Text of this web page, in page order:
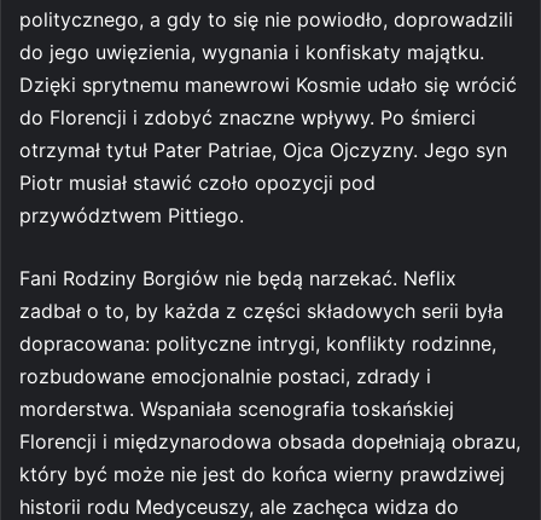
politycznego, a gdy to się nie powiodło, doprowadzili
do jego uwięzienia, wygnania i konfiskaty majątku.
Dzięki sprytnemu manewrowi Kosmie udało się wrócić
do Florencji i zdobyć znaczne wpływy. Po śmierci
otrzymał tytuł Pater Patriae, Ojca Ojczyzny. Jego syn
Piotr musiał stawić czoło opozycji pod
przywództwem Pittiego.
Fani Rodziny Borgiów nie będą narzekać. Neflix
zadbał o to, by każda z części składowych serii była
dopracowana: polityczne intrygi, konflikty rodzinne,
rozbudowane emocjonalnie postaci, zdrady i
morderstwa. Wspaniała scenografia toskańskiej
Florencji i międzynarodowa obsada dopełniają obrazu,
który być może nie jest do końca wierny prawdziwej
historii rodu Medyceuszy, ale zachęca widza do